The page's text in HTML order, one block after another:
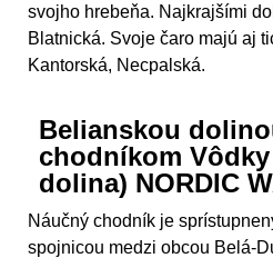
svojho hrebeňa. Najkrajšími
Blatnická. Svoje čaro majú aj
Kantorská, Necpalská.
Belianskou
chodníkom
dolina) NORDIC
Náučný chodník je
spojnicou medzi obcou Belá-